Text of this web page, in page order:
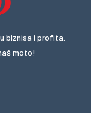
biznisa i profita.
moto!